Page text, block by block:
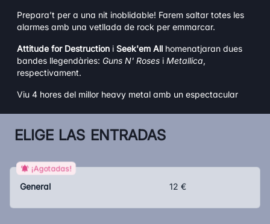
Prepara’t per a una nit inoblidable! Farem saltar totes les
alarmes amb una vetllada de rock per emmarcar.
Attitude for Destruction i Seek'em All homenatjaran dues
bandes llegendàries: Guns N' Roses i Metallica,
respectivament.
Viu 4 hores del millor heavy metal amb un espectacular
Prohibida l’entrada als menors de 16 anys,
🎸No et perdis aquesta gran nit de tribut al rock!
ELIGE LAS ENTRADAS
General 12 €
¡Agotadas!